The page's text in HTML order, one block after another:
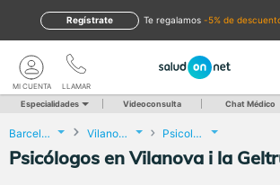
te regalamos -5% de
Regístrate
LLAMAR
MI CUENTA
Especialidades Videoconsulta Chat Médico
Barcelona Vilanova i la Geltrú Psicología
Psicólogos en Vilanova i la